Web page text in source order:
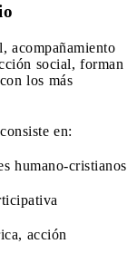
acompañamiento
social, forman
los más
en:
humano-cristianos
acción